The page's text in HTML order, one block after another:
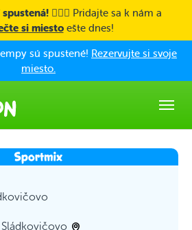
🤸🏼‍♀️ Pridajte sa k nám a
si miestoešte dnes!
sú spustené! Rezervujte si svoje
miesto.
Sládkovičovo